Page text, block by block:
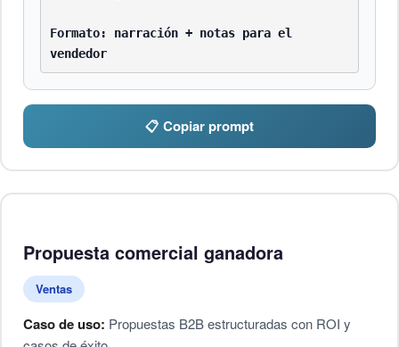
Formato: narración + notas para el
vendedor
📋 Copiar prompt
Propuesta comercial ganadora
Ventas
Caso de uso: Propuestas B2B estructuradas con ROI y